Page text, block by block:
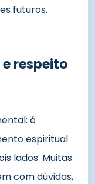
futuros.
respeito
é
espiritual
lados. Muitas
com dúvidas,